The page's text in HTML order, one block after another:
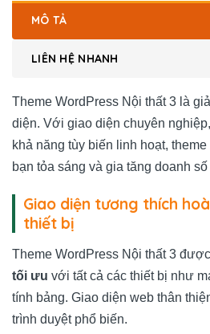
MÔ TẢ
LIÊN HỆ NHANH
Theme WordPress Nội thất 3 là
diện. Với giao diện chuyên
khả năng tùy biến linh hoạt,
bạn tỏa sáng và gia tăng doanh
Giao diện tương thích
thiết bị
Theme WordPress Nội thất 3
tối ưu với tất cả các thiết bị như
tính bảng. Giao diện web thân
trình duyệt phổ biến.